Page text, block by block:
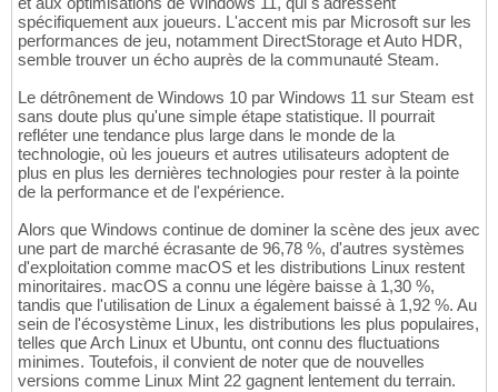
spécifiquement aux joueurs. L'accent mis par Microsoft sur les
performances de jeu, notamment DirectStorage et Auto HDR,
semble trouver un écho auprès de la communauté Steam.
Le détrônement de Windows 10 par Windows 11 sur Steam est
sans doute plus qu'une simple étape statistique. Il pourrait
refléter une tendance plus large dans le monde de la
technologie, où les joueurs et autres utilisateurs adoptent de
plus en plus les dernières technologies pour rester à la pointe
de la performance et de l'expérience.
Alors que Windows continue de dominer la scène des jeux avec
une part de marché écrasante de 96,78 %, d'autres systèmes
d'exploitation comme macOS et les distributions Linux restent
minoritaires. macOS a connu une légère baisse à 1,30 %,
tandis que l'utilisation de Linux a également baissé à 1,92 %. Au
sein de l'écosystème Linux, les distributions les plus populaires,
telles que Arch Linux et Ubuntu, ont connu des fluctuations
minimes. Toutefois, il convient de noter que de nouvelles
versions comme Linux Mint 22 gagnent lentement du terrain.